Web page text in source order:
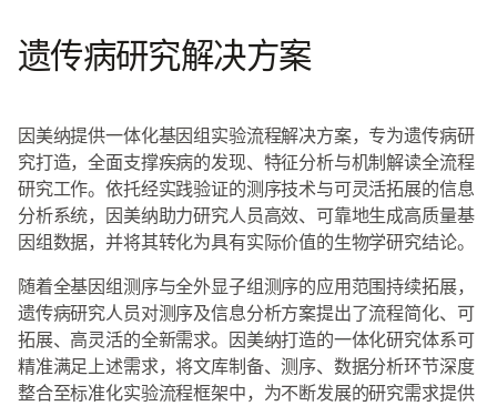
遗传病研究解决方案
因美纳提供一体化基因组实验流程解决方案，专为遗传病研
究打造，全面支撑疾病的发现、特征分析与机制解读全流程
研究工作。依托经实践验证的测序技术与可灵活拓展的信息
分析系统，因美纳助力研究人员高效、可靠地生成高质量基
因组数据，并将其转化为具有实际价值的生物学研究结论。
随着全基因组测序与全外显子组测序的应用范围持续拓展，
遗传病研究人员对测序及信息分析方案提出了流程简化、可
拓展、高灵活的全新需求。因美纳打造的一体化研究体系可
精准满足上述需求，将文库制备、测序、数据分析环节深度
整合至标准化实验流程框架中，为不断发展的研究需求提供